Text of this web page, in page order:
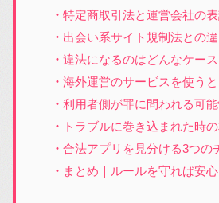
特定商取引法と運営会社の
出会い系サイト規制法との
違法になるのはどんなケース
海外運営のサービスを使う
利用者側が罪に問われる可
トラブルに巻き込まれた時
合法アプリを見分ける3つの
まとめ｜ルールを守れば安